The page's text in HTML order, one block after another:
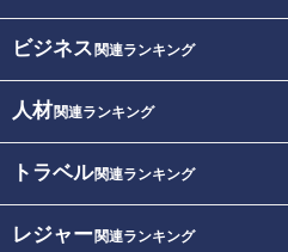
ビジネス 関連ランキング
人材関連ランキング
トラベル関連ランキング
レジャー関連ランキング